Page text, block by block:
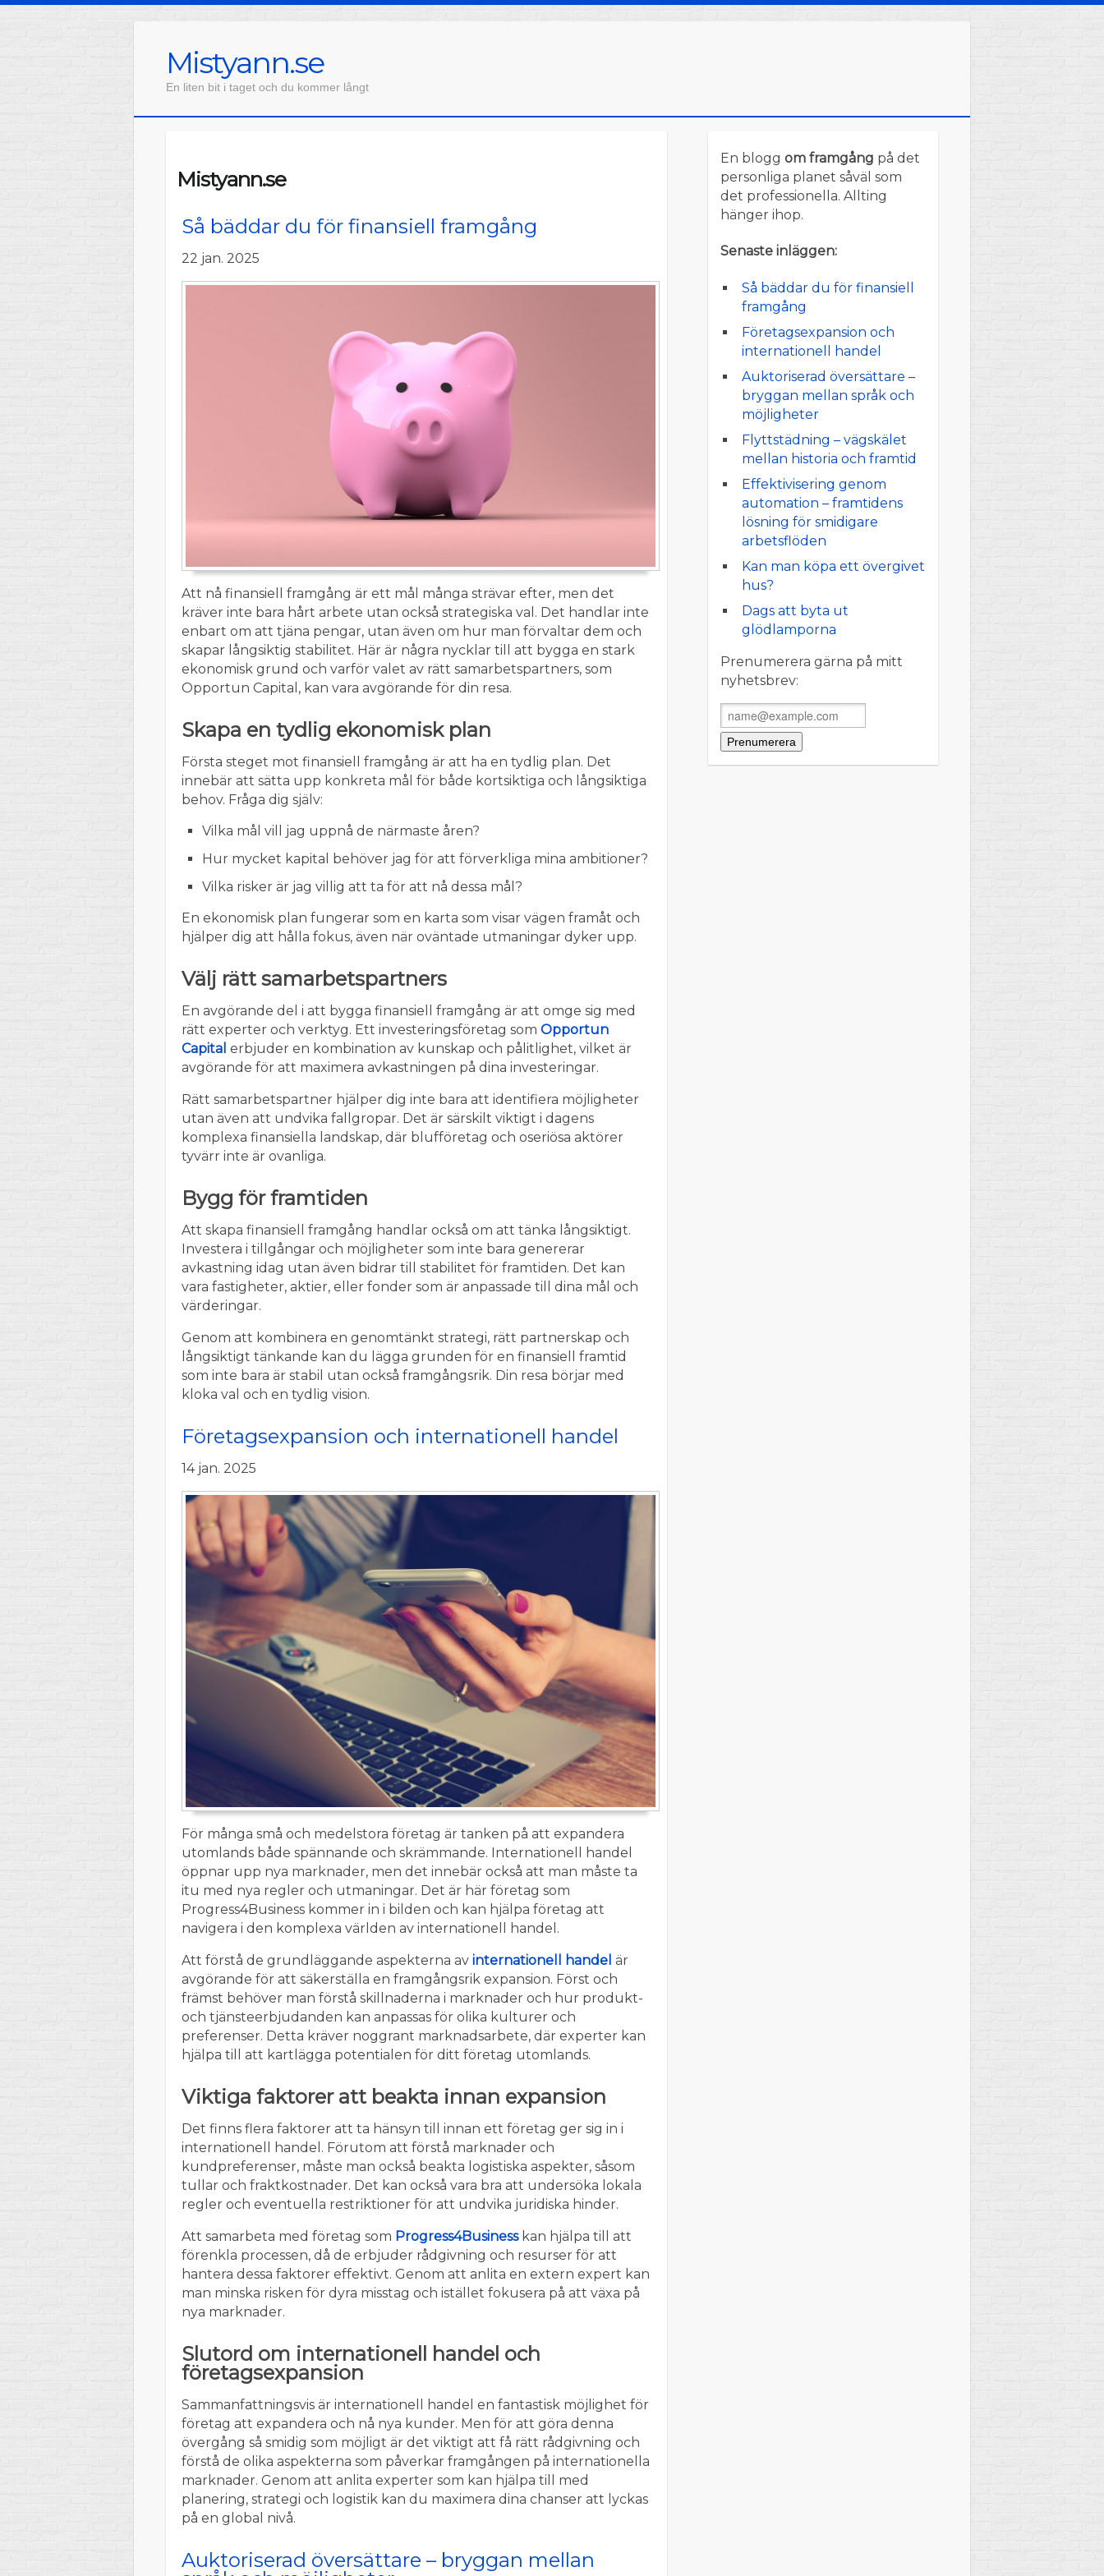
Mistyann.se
En liten bit i taget och du kommer långt
Mistyann.se
Så bäddar du för finansiell framgång
22 jan. 2025
Att nå finansiell framgång är ett mål många strävar efter, men det
kräver inte bara hårt arbete utan också strategiska val. Det handlar inte
enbart om att tjäna pengar, utan även om hur man förvaltar dem och
skapar långsiktig stabilitet. Här är några nycklar till att bygga en stark
ekonomisk grund och varför valet av rätt samarbetspartners, som
Opportun Capital, kan vara avgörande för din resa.
Skapa en tydlig ekonomisk plan
Första steget mot finansiell framgång är att ha en tydlig plan. Det
innebär att sätta upp konkreta mål för både kortsiktiga och långsiktiga
behov. Fråga dig själv:
Vilka mål vill jag uppnå de närmaste åren?
Hur mycket kapital behöver jag för att förverkliga mina ambitioner?
Vilka risker är jag villig att ta för att nå dessa mål?
En ekonomisk plan fungerar som en karta som visar vägen framåt och
hjälper dig att hålla fokus, även när oväntade utmaningar dyker upp.
Välj rätt samarbetspartners
En avgörande del i att bygga finansiell framgång är att omge sig med
rätt experter och verktyg. Ett investeringsföretag som Opportun
Capital erbjuder en kombination av kunskap och pålitlighet, vilket är
avgörande för att maximera avkastningen på dina investeringar.
Rätt samarbetspartner hjälper dig inte bara att identifiera möjligheter
utan även att undvika fallgropar. Det är särskilt viktigt i dagens
komplexa finansiella landskap, där blufföretag och oseriösa aktörer
tyvärr inte är ovanliga.
Bygg för framtiden
Att skapa finansiell framgång handlar också om att tänka långsiktigt.
Investera i tillgångar och möjligheter som inte bara genererar
avkastning idag utan även bidrar till stabilitet för framtiden. Det kan
vara fastigheter, aktier, eller fonder som är anpassade till dina mål och
värderingar.
Genom att kombinera en genomtänkt strategi, rätt partnerskap och
långsiktigt tänkande kan du lägga grunden för en finansiell framtid
som inte bara är stabil utan också framgångsrik. Din resa börjar med
kloka val och en tydlig vision.
Företagsexpansion och internationell handel
14 jan. 2025
För många små och medelstora företag är tanken på att expandera
utomlands både spännande och skrämmande. Internationell handel
öppnar upp nya marknader, men det innebär också att man måste ta
itu med nya regler och utmaningar. Det är här företag som
Progress4Business kommer in i bilden och kan hjälpa företag att
navigera i den komplexa världen av internationell handel.
Att förstå de grundläggande aspekterna av internationell handel är
avgörande för att säkerställa en framgångsrik expansion. Först och
främst behöver man förstå skillnaderna i marknader och hur produkt-
och tjänsteerbjudanden kan anpassas för olika kulturer och
preferenser. Detta kräver noggrant marknadsarbete, där experter kan
hjälpa till att kartlägga potentialen för ditt företag utomlands.
Viktiga faktorer att beakta innan expansion
Det finns flera faktorer att ta hänsyn till innan ett företag ger sig in i
internationell handel. Förutom att förstå marknader och
kundpreferenser, måste man också beakta logistiska aspekter, såsom
tullar och fraktkostnader. Det kan också vara bra att undersöka lokala
regler och eventuella restriktioner för att undvika juridiska hinder.
Att samarbeta med företag som Progress4Businesskan hjälpa till att
förenkla processen, då de erbjuder rådgivning och resurser för att
hantera dessa faktorer effektivt. Genom att anlita en extern expert kan
man minska risken för dyra misstag och istället fokusera på att växa på
nya marknader.
Slutord om internationell handel och
företagsexpansion
Sammanfattningsvis är internationell handel en fantastisk möjlighet för
företag att expandera och nå nya kunder. Men för att göra denna
övergång så smidig som möjligt är det viktigt att få rätt rådgivning och
förstå de olika aspekterna som påverkar framgången på internationella
marknader. Genom att anlita experter som kan hjälpa till med
planering, strategi och logistik kan du maximera dina chanser att lyckas
på en global nivå.
Auktoriserad översättare – bryggan mellan
En blogg om framgång på det
personliga planet såväl som
det professionella. Allting
hänger ihop.
Senaste inläggen:
Så bäddar du för finansiell
framgång
Företagsexpansion och
internationell handel
Auktoriserad översättare –
bryggan mellan språk och
möjligheter
Flyttstädning – vägskälet
mellan historia och framtid
Effektivisering genom
automation – framtidens
lösning för smidigare
arbetsflöden
Kan man köpa ett övergivet
hus?
Dags att byta ut
glödlamporna
Prenumerera gärna på mitt
nyhetsbrev: